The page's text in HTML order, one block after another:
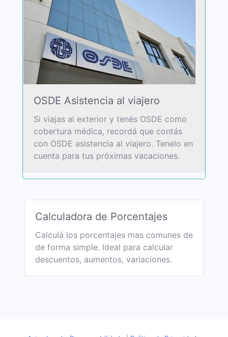
OSDE Asistencia al viajero
Si viajas al exterior y tenés OSDE como
cobertura médica, recordá que contás
con OSDE asistencia al viajero. Tenelo en
cuenta para tus próximas vacaciones.
Calculadora de Porcentajes
Calculá los porcentajes mas comunes de
de forma simple. Ideal para calcular
descuentos, aumentos, variaciones.